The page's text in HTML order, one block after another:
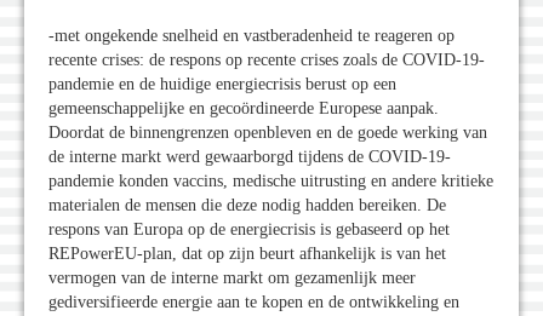
-met ongekende snelheid en vastberadenheid te reageren op
recente crises: de respons op recente crises zoals de COVID-19-
pandemie en de huidige energiecrisis berust op een
gemeenschappelijke en gecoördineerde Europese aanpak.
Doordat de binnengrenzen openbleven en de goede werking van
de interne markt werd gewaarborgd tijdens de COVID-19-
pandemie konden vaccins, medische uitrusting en andere kritieke
materialen de mensen die deze nodig hadden bereiken. De
respons van Europa op de energiecrisis is gebaseerd op het
REPowerEU-plan, dat op zijn beurt afhankelijk is van het
vermogen van de interne markt om gezamenlijk meer
gediversifieerde energie aan te kopen en de ontwikkeling en